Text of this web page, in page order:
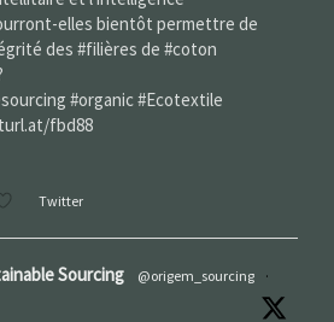
elles bientôt permettre de
des #filières de #coton
#organic #Ecotextile
fbd88
Twitter
Sourcing @origem_sourcing
·